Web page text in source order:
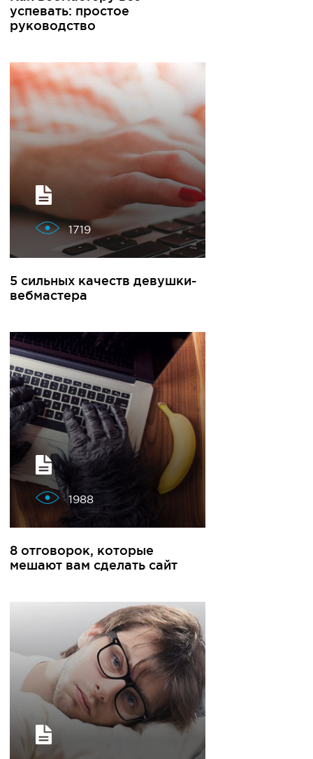
успевать: простое
руководство
1719
5 сильных качеств девушки-
вебмастера
1988
8 отговорок, которые
мешают вам сделать сайт